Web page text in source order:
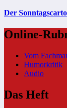
Der
Online-
Vom
Humorkritik
Audio
Das Heft